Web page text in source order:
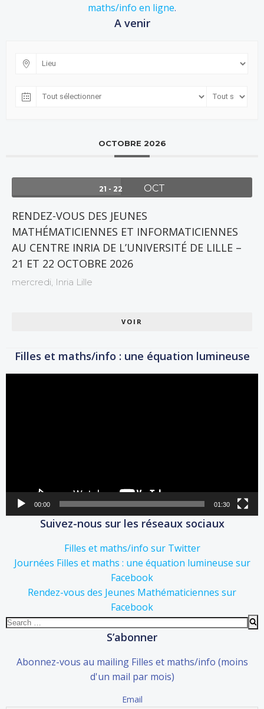
maths/info en ligne.
A venir
OCTOBRE 2026
21 - 22 OCT
RENDEZ-VOUS DES JEUNES
MATHÉMATICIENNES ET INFORMATICIENNES
AU CENTRE INRIA DE L’UNIVERSITÉ DE LILLE –
21 ET 22 OCTOBRE 2026
mercredi, Inria Lille
VOIR
Filles et maths/info : une équation lumineuse
00:00 01:30
Suivez-nous sur les réseaux sociaux
Filles et maths/info sur Twitter
Journées Filles et maths : une équation lumineuse sur
Facebook
Rendez-vous des Jeunes Mathématiciennes sur
Facebook
Search
S’abonner
Abonnez-vous au mailing Filles et maths/info (moins
d'un mail par mois)
Email